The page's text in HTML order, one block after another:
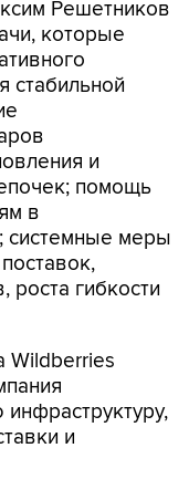
стабильной
и
помощь
в
меры
роста гибкости
и